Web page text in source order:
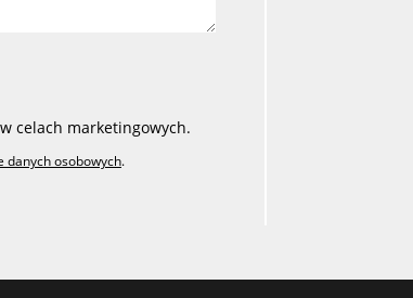
celach marketingowych.
danych osobowych.